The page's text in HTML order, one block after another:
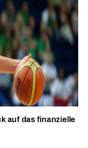
auf das finanzielle